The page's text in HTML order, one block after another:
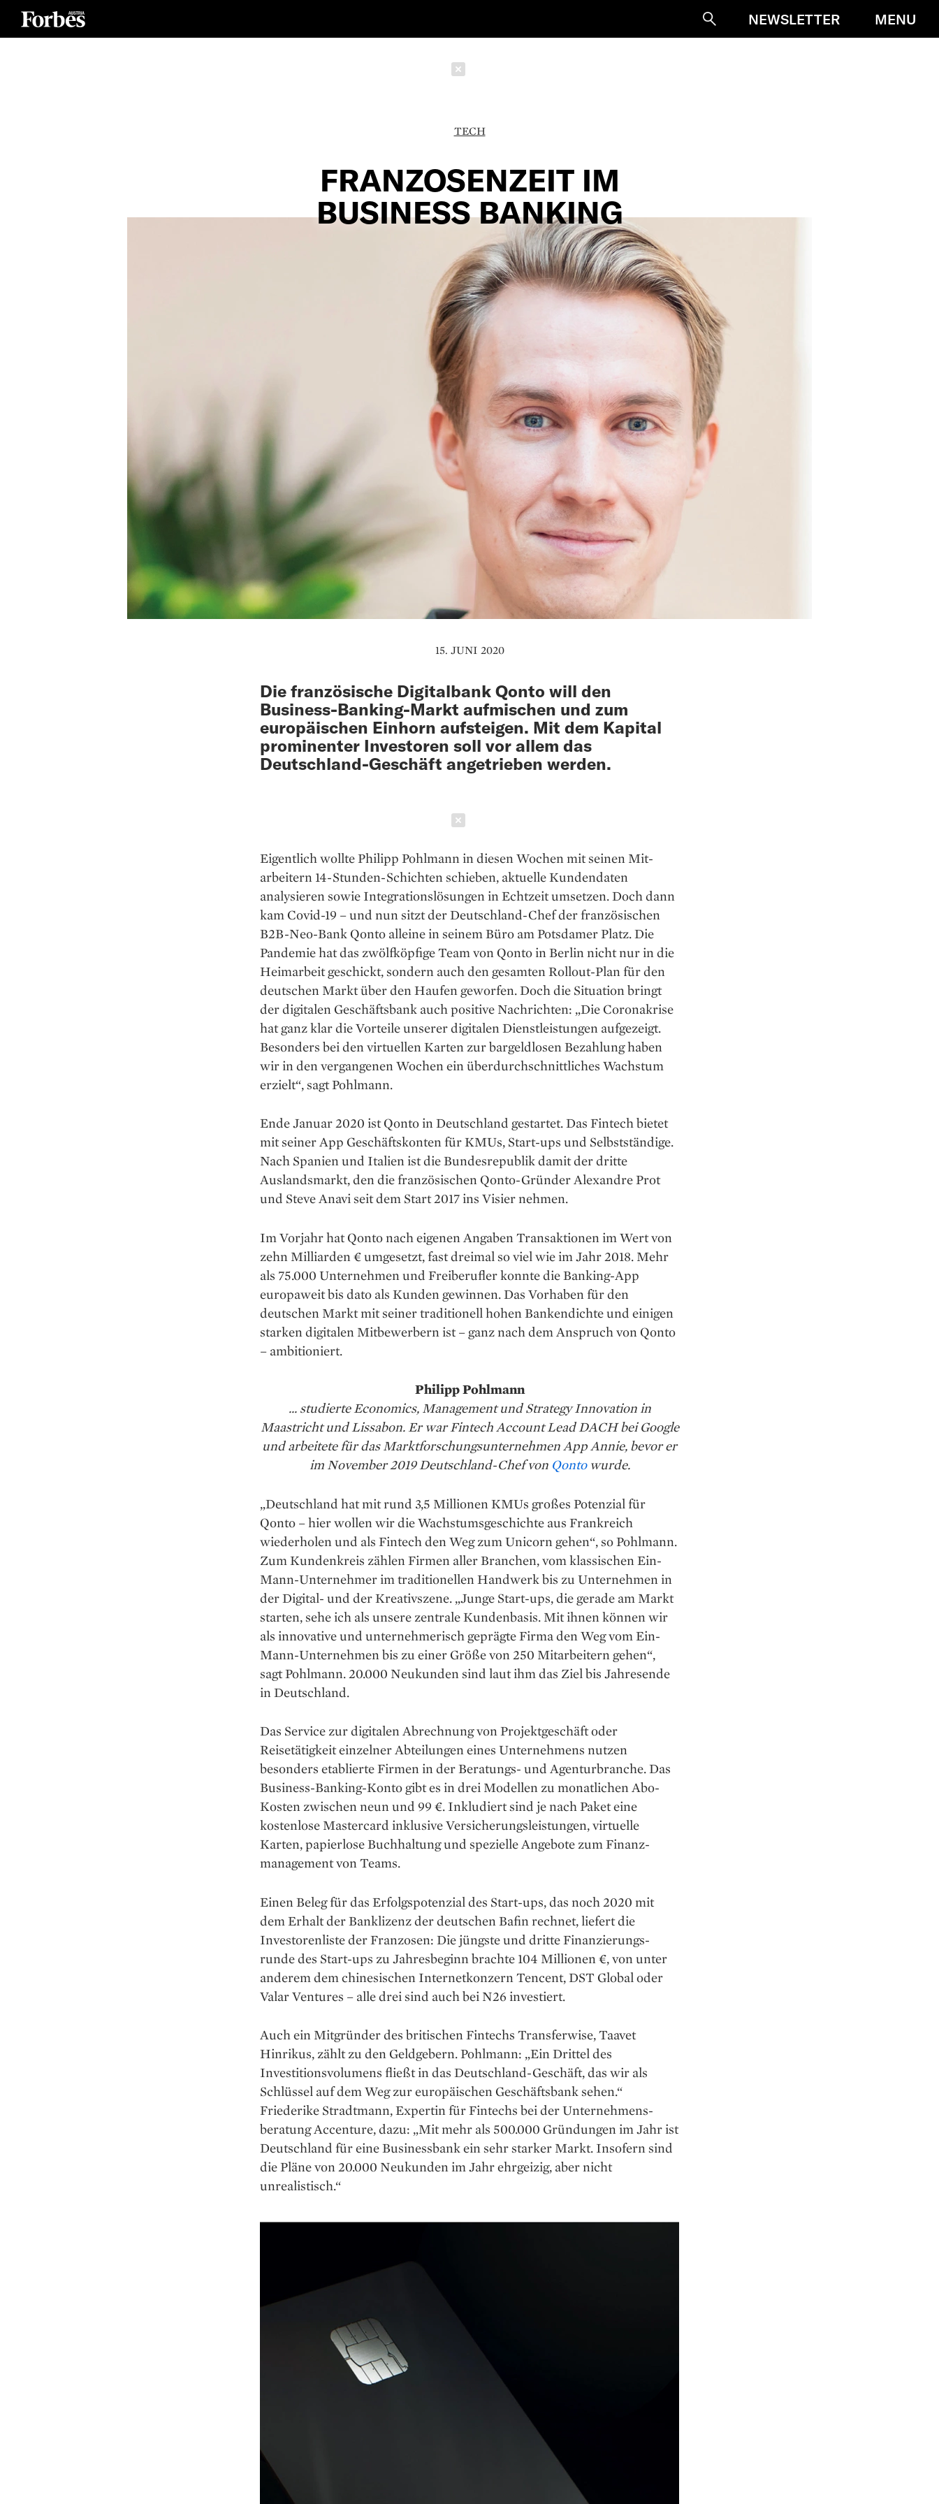
SucheNEWSLETTER MENU
TECH
FRANZOSENZEIT IM
BUSINESS BANKING
15. JUNI 2020
Die französische Digitalbank Qonto will den
Business-Banking-Markt aufmischen und zum
europäischen Einhorn aufsteigen. Mit dem Kapital
prominenter Investoren soll vor allem das
Deutschland-Geschäft angetrieben werden.
Eigentlich wollte Philipp Pohlmann in diesen Wochen mit seinen Mit­
arbeitern 14-Stunden-Schichten schieben, aktuelle Kundendaten
analysieren sowie Integrationslösungen in Echtzeit umsetzen. Doch dann
kam Covid-19 – und nun sitzt der Deutschland-Chef der französischen
B2B-Neo-Bank Qonto alleine in seinem Büro am Potsdamer Platz. Die
Pandemie hat das zwölfköpfige Team von Qonto in Berlin nicht nur in die
Heimarbeit geschickt, sondern auch den gesamten Rollout-Plan für den
deutschen Markt über den Haufen geworfen. Doch die Situation bringt
der digitalen Geschäftsbank auch positive Nachrichten: „Die Coronakrise
hat ganz klar die Vorteile unserer digitalen Dienstleistungen aufgezeigt.
Besonders bei den virtuellen Karten zur bargeldlosen Bezahlung haben
wir in den vergangenen Wochen ein überdurchschnittliches Wachstum
erzielt“, sagt Pohlmann.
Ende Januar 2020 ist Qonto in Deutschland gestartet. Das Fintech bietet
mit seiner App Geschäfts­konten für KMUs, Start-ups und Selbstständige.
Nach Spanien und Italien ist die Bundesrepublik damit der dritte
Auslandsmarkt, den die französischen Qonto-Gründer ­Alexandre Prot
und Steve Anavi seit dem Start 2017 ins Visier nehmen.
Im Vorjahr hat Qonto nach ­eigenen Angaben Transaktionen im Wert von
zehn Milliarden € umgesetzt, fast dreimal so viel wie im Jahr 2018. Mehr
als 75.000 Unternehmen und Freiberufler konnte die Banking-App
europaweit bis dato als Kunden gewinnen. Das Vorhaben für den
deutschen Markt mit seiner traditionell hohen Bankendichte und einigen
starken digitalen Mitbewerbern ist – ganz nach dem Anspruch von Qonto
– ambitioniert.
Philipp Pohlmann
... studierte Economics, Management und Strategy Innovation in
Maastricht und Lissabon. Er war Fintech Account Lead DACH bei Google
und arbeitete für das Marktforschungsunternehmen App Annie, bevor er
im November 2019 Deutschland-Chef von Qontowurde.
„Deutschland hat mit rund 3,5 Millionen KMUs großes Potenzial für
Qonto – hier wollen wir die Wachstumsgeschichte aus Frankreich
wiederholen und als Fintech den Weg zum Unicorn gehen“, so Pohlmann.
Zum Kundenkreis zählen Firmen aller Branchen, vom klassischen Ein-
Mann-Unternehmer im traditionellen Handwerk bis zu Unternehmen in
der Digital- und der Kreativszene. „Junge Start-ups, die gerade am Markt
starten, sehe ich als unsere zentrale Kundenbasis. Mit ihnen können wir
als innovative und unternehmerisch geprägte Firma den Weg vom Ein-
Mann-Unternehmen bis zu einer Größe von 250 Mitarbeitern gehen“,
sagt Pohlmann. 20.000 Neukunden sind laut ihm das Ziel bis Jahresende
in Deutschland.
Das Service zur digitalen Abrechnung von Projektgeschäft oder
Reisetätigkeit einzelner Abteilungen eines Unternehmens nutzen
besonders etablierte Firmen in der Beratungs- und Agenturbranche. Das
Business-Banking-Konto gibt es in drei Modellen zu monatlichen Abo-
Kosten zwischen neun und 99 €. Inkludiert sind je nach Paket eine
kostenlose Mastercard inklusive ­Versicherungsleistungen, ­virtuelle
Karten, papierlose Buchhaltung und spezielle Angebote zum Finanz­
management von Teams.
Einen Beleg für das Erfolgspotenzial des Start-ups, das noch 2020 mit
dem Erhalt der Bank­lizenz der deutschen Bafin rechnet, ­liefert die
Investorenliste der Franzosen: Die jüngste und dritte Finanzierungs­
runde des Start-ups zu Jahresbeginn brachte 104 Millionen €, von unter
anderem dem chinesischen Internetkonzern Tencent, DST Global oder
Valar Ventures – alle drei sind auch bei N26 investiert.
Auch ein Mitgründer des ­britischen Fintechs Transferwise, Taavet
Hinrikus, zählt zu den Geld­gebern. Pohlmann: „Ein Drittel des
Investitions­volumens fließt in das Deutschland-Geschäft, das wir als
Schlüssel auf dem Weg zur europäischen Geschäftsbank sehen.“
Friederike Stradtmann, Expertin für Fintechs bei der Unternehmens­
beratung Accenture, dazu: „Mit mehr als 500.000 Gründungen im Jahr ist
Deutschland für eine Businessbank ein sehr starker Markt. ­Insofern sind
die Pläne von 20.000 Neukunden im Jahr ehrgeizig, aber nicht
unrealistisch.“